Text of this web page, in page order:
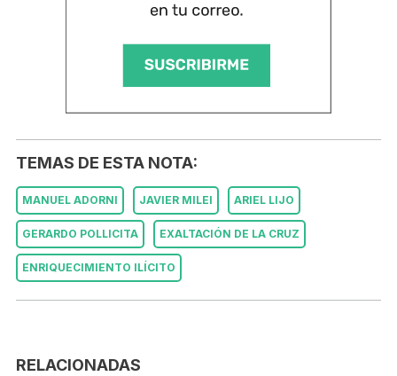
TEMAS DE ESTA NOTA:
MANUEL ADORNI JAVIER MILEI ARIEL LIJO
GERARDO POLLICITA EXALTACIÓN DE LA CRUZ
ENRIQUECIMIENTO ILÍCITO
RELACIONADAS